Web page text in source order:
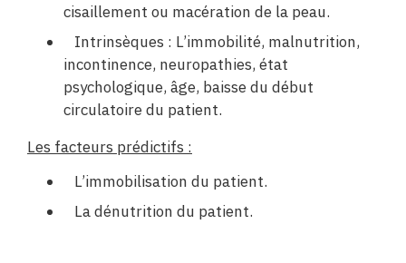
cisaillement ou macération de la peau.
Intrinsèques : L’immobilité, malnutrition,
incontinence, neuropathies, état
psychologique, âge, baisse du début
circulatoire du patient.
Les facteurs prédictifs :
L’immobilisation du patient.
La dénutrition du patient.